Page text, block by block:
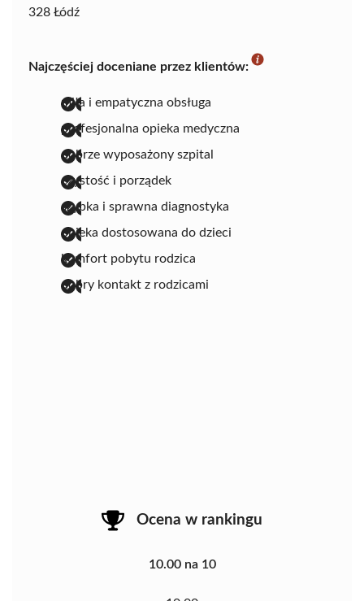
328 Łódź
Najczęściej doceniane przez klientów:
miła i empatyczna obsługa
profesjonalna opieka medyczna
dobrze wyposażony szpital
czystość i porządek
szybka i sprawna diagnostyka
opieka dostosowana do dzieci
komfort pobytu rodzica
dobry kontakt z rodzicami
Ocena w rankingu
10.00 na 10